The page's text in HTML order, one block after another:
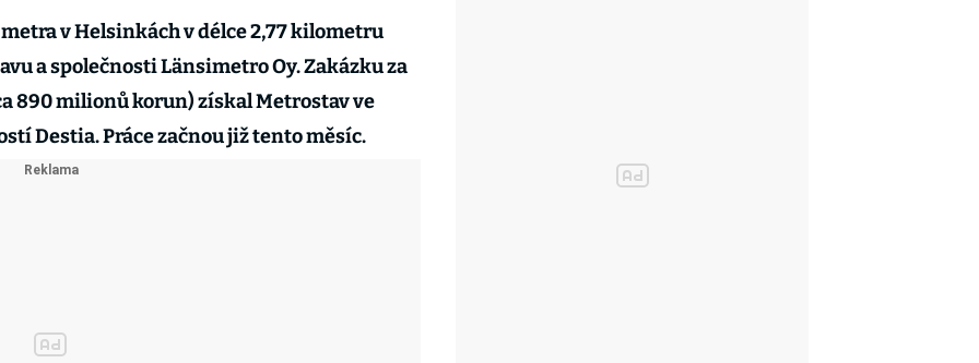
v Helsinkách v délce 2,77 kilometru
a společnosti Länsimetro Oy. Zakázku za
890 milionů korun) získal Metrostav ve
Destia. Práce začnou již tento měsíc.